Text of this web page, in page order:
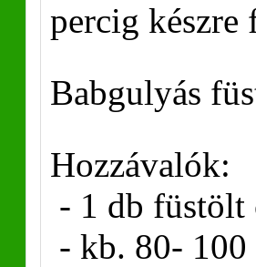
percig készre
Babgulyás
Hozzávalók:
- 1 db füstölt
- kb. 80-